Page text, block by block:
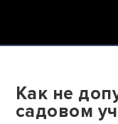
Как не
садовом